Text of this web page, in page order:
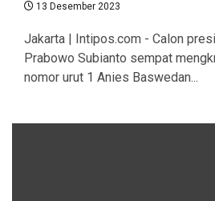
13 Desember 2023
Jakarta | Intipos.com - Calon
Prabowo Subianto sempat
nomor urut 1 Anies Baswedan...